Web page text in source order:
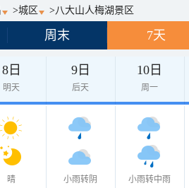
>城区 >八大山人梅湖景区
周末 7天
8日
明天
9日
后天
10日
周一
晴 小雨转阴 小雨转中雨